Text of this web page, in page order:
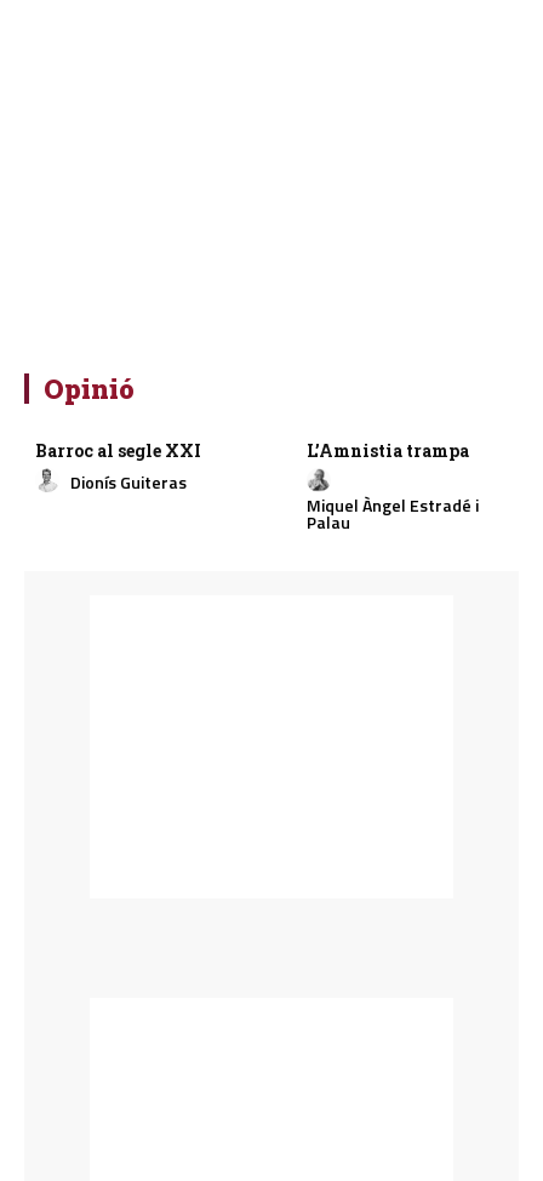
Opinió
Barroc al segle XXI
Dionís Guiteras
L’Amnistia trampa
Miquel Àngel Estradé i
Palau